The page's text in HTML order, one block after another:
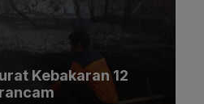
Kebakaran 12